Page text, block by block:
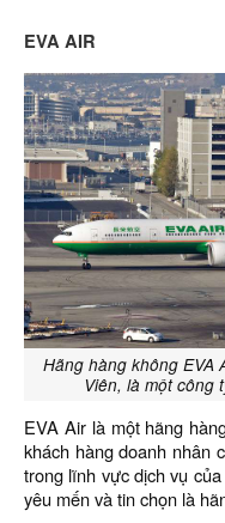
EVA AIR
Hãng hàng không EVA
Viên, là một công
EVA Air là một hãng
khách hàng doanh nhân
trong lĩnh vực dịch vụ
yêu mến và tin chọn là